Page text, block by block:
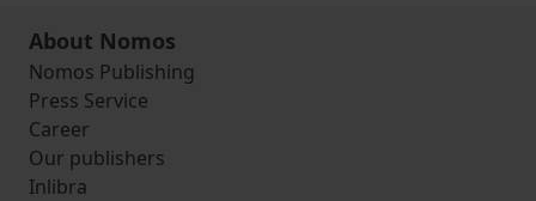
About Nomos
Nomos Publishing
Press Service
Career
Our publishers
Inlibra